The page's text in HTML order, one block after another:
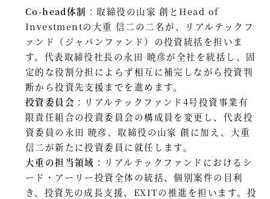
Co-head体制 ：取締役の山家 創とHead of
Investmentの大重 信二の二名が、リアルテックフ
ァンド（ジャパンファンド）の投資統括を担いま
す。代表取締役社長の永田 暁彦が全社を統括し、固
定的な役割分担によらず相互に補完しながら投資判
断から投資先支援までを進めます。
投資委員会 ：リアルテックファンド4号投資事業有
限責任組合の投資委員会の構成員を変更し、代表投
資委員の永田 暁彦、取締役の山家 創に加え、大重
信二が新たに投資委員に就任します。
大重の担当領域 ：リアルテックファンドにおけるシ
ード・アーリー投資全体の統括、個別案件の目利
き、投資先の成長支援、EXITの推進を担います。投